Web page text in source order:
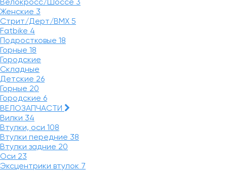
Велокросс/Шоссе 3
Женские 3
Стрит/Дерт/BMX 5
Fatbike 4
Подростковые 18
Горные 18
Городские
Складные
Детские 26
Горные 20
Городские 6
ВЕЛОЗАПЧАСТИ
Вилки 34
Втулки, оси 108
Втулки передние 38
Втулки задние 20
Оси 23
Эксцентрики втулок 7